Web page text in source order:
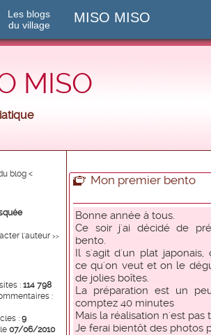
Les blogs
du village
MISO MISO
MISO
blog <
l'auteur >>
: 114 798
:
: 9
07/06/2010
Mon premier bento
Bonne année à tous.
Ce soir j'ai décidé de
bento.
Il s'agit d'un plat japonais,
ce qu'on veut et on le
de jolies boîtes.
La préparation est un
comptez 40 minutes
Mais la réalisation n'est
Je ferai bientôt des photos